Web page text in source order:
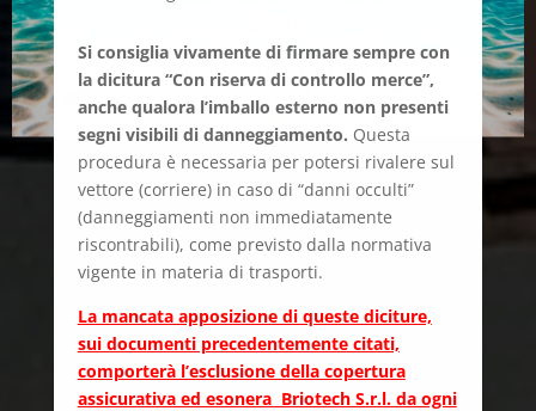
Si consiglia vivamente di firmare sempre con
la dicitura “Con riserva di controllo merce”,
anche qualora l’imballo esterno non presenti
segni visibili di danneggiamento. Questa
procedura è necessaria per potersi rivalere sul
vettore (corriere) in caso di “danni occulti”
(danneggiamenti non immediatamente
riscontrabili), come previsto dalla normativa
vigente in materia di trasporti.
La mancata apposizione di queste diciture,
sui documenti precedentemente citati,
comporterà l’esclusione della copertura
assicurativa ed esonera Briotech S.r.l. da ogni